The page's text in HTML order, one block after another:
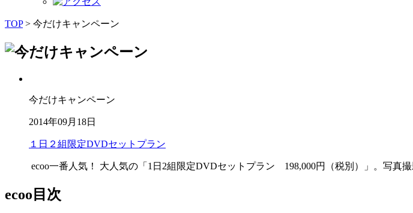
TOP> 今だけキャンペーン
今だけキャンペーン
2014年09月18日
１日２組限定DVDセットプラン
ecoo一番人気！ 大人気の「1日2組限定DVDセットプラン 198,000円（税別）」。写真
ecoo目次